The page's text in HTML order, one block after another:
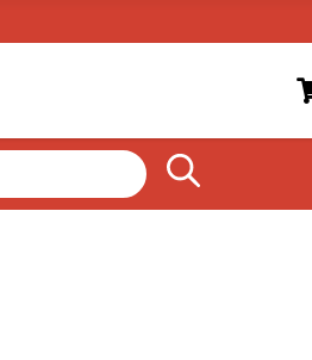
Prazna korpa.